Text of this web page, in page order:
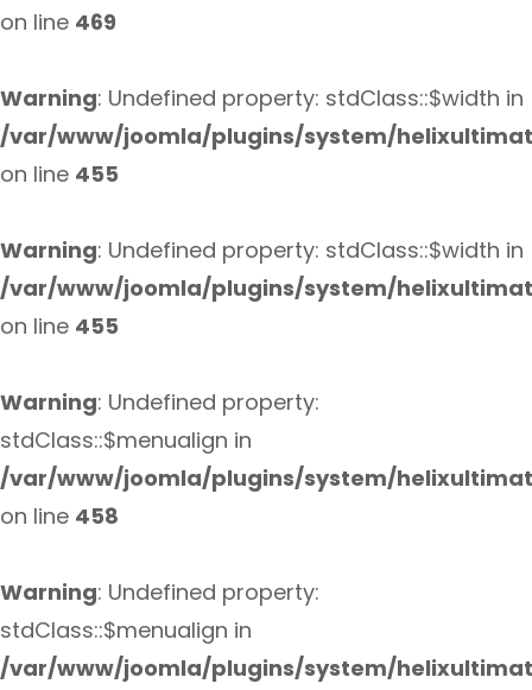
on line 469
Warning: Undefined property: stdClass::$width in
/var/www/joomla/plugins/system/
on line 455
Warning: Undefined property: stdClass::$width in
/var/www/joomla/plugins/system/
on line 455
Warning: Undefined property:
stdClass::$menualign in
/var/www/joomla/plugins/system/
on line 458
Warning: Undefined property:
stdClass::$menualign in
/var/www/joomla/plugins/system/